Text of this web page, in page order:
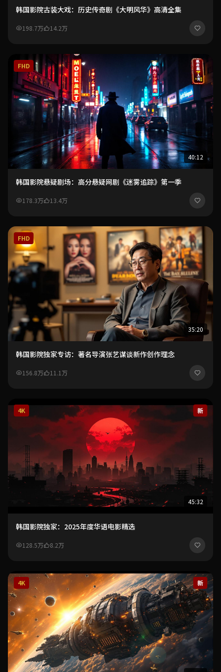
韩国影院古装大戏：历史传奇剧《大明风华》高清全集
198.7万 14.2万
FHD
40:12
韩国影院悬疑剧场：高分悬疑网剧《迷雾追踪》第一季
178.3万 13.4万
FHD
35:20
韩国影院独家专访：著名导演张艺谋谈新作创作理念
156.8万 11.1万
4K 新
45:32
韩国影院独家：2025年度华语电影精选
128.5万 8.2万
4K 新